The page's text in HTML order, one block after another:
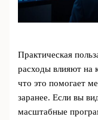
Практическая
расходы влияют на
что это помогает
заранее. Если вы
масштабные